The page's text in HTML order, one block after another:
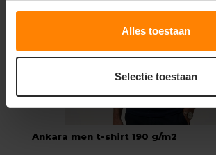
Alles toestaan
Selectie toestaan
Ankara men t-shirt 190 g/m2